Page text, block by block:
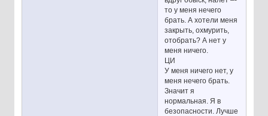
то у меня нечего
брать. А хотели меня
закрыть, охмурить,
отобрать? А нет у
меня ничего.
ЦИ
У меня ничего нет, у
меня нечего брать.
Значит я
нормальная. Я в
безопасности. Лучше